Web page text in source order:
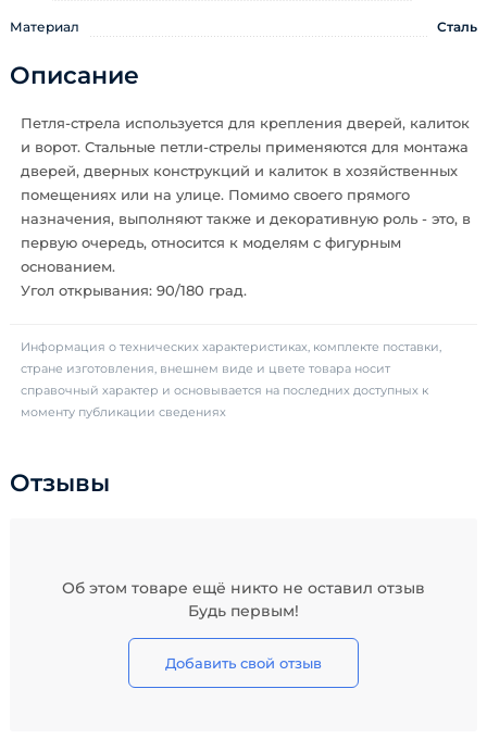
Материал Сталь
Описание
Петля-стрела используется для крепления дверей, калиток
и ворот. Стальные петли-стрелы применяются для монтажа
дверей, дверных конструкций и калиток в хозяйственных
помещениях или на улице. Помимо своего прямого
назначения, выполняют также и декоративную роль - это, в
первую очередь, относится к моделям с фигурным
основанием.
Угол открывания: 90/180 град.
Информация о технических характеристиках, комплекте поставки,
стране изготовления, внешнем виде и цвете товара носит
справочный характер и основывается на последних доступных к
моменту публикации сведениях
Отзывы
Об этом товаре ещё никто не оставил отзыв
Будь первым!
Добавить свой отзыв